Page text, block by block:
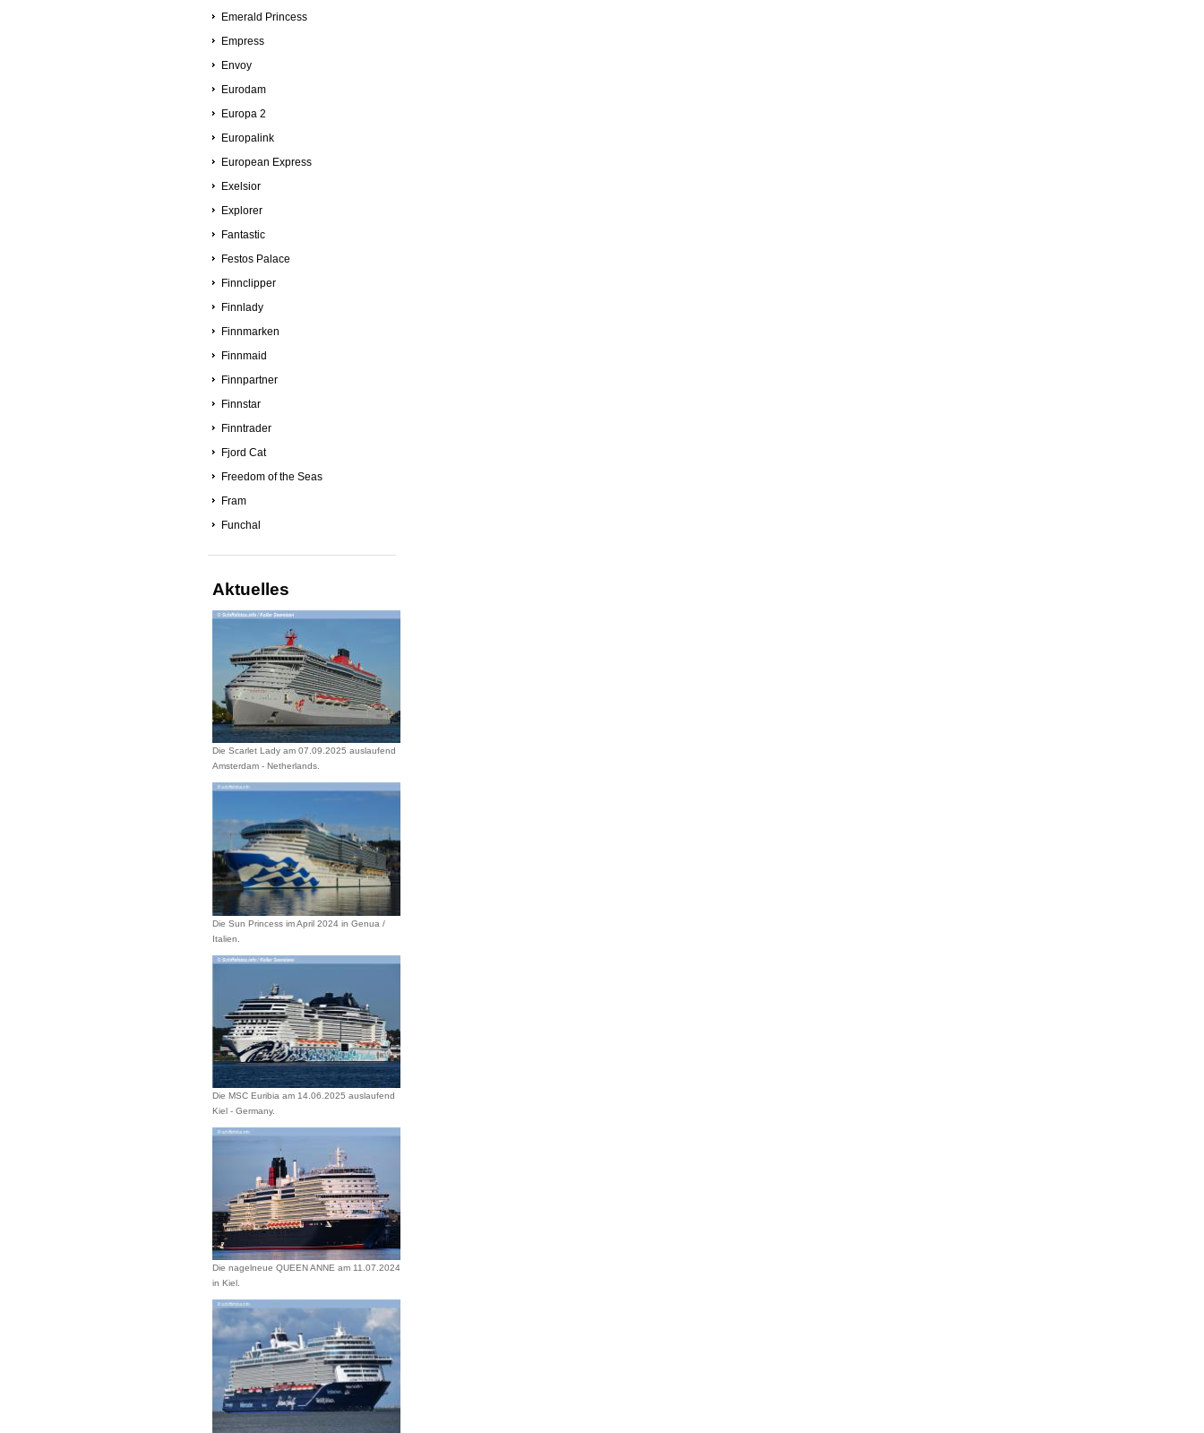
Emerald Princess
Empress
Envoy
Eurodam
Europa 2
Europalink
European Express
Exelsior
Explorer
Fantastic
Festos Palace
Finnclipper
Finnlady
Finnmarken
Finnmaid
Finnpartner
Finnstar
Finntrader
Fjord Cat
Freedom of the Seas
Fram
Funchal
Aktuelles
Die Scarlet Lady am 07.09.2025 auslaufend
Amsterdam - Netherlands.
Die Sun Princess im April 2024 in Genua /
Italien.
Die MSC Euribia am 14.06.2025 auslaufend
Kiel - Germany.
Die nagelneue QUEEN ANNE am 11.07.2024
in Kiel.